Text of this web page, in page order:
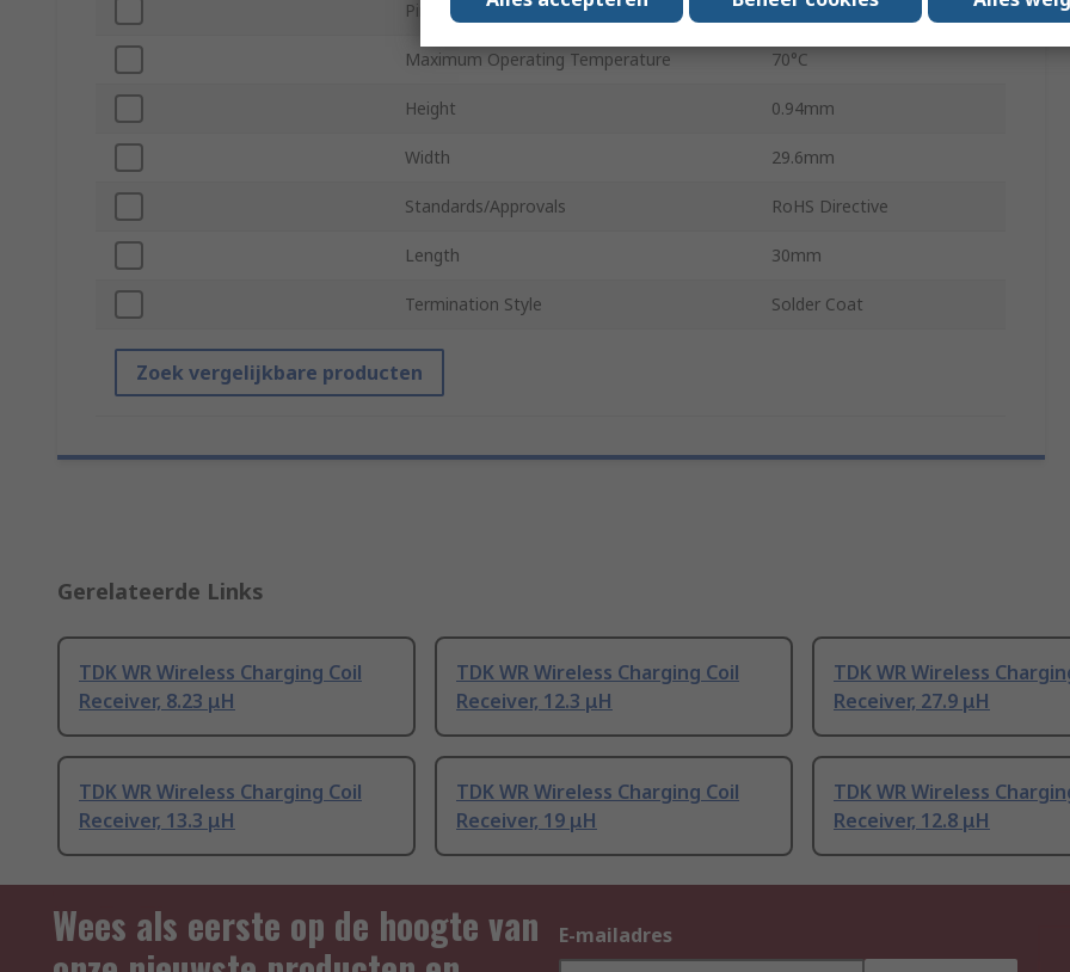
Pin Count 2
Maximum Operating Temperature 70°C
Height 0.94mm
Width 29.6mm
Standards/Approvals RoHS Directive
Length 30mm
Termination Style Solder Coat
Zoek vergelijkbare producten
Gerelateerde Links
TDK WR Wireless Charging Coil
Receiver, 8.23 μH
TDK WR Wireless Charging Coil
Receiver, 12.3 μH
TDK WR Wireless
Receiver, 27.9 μH
TDK WR Wireless Charging Coil
Receiver, 13.3 μH
TDK WR Wireless Charging Coil
Receiver, 19 μH
TDK WR Wireless
Receiver, 12.8 μH
Wees als eerste op de hoogte van
E-mailadres